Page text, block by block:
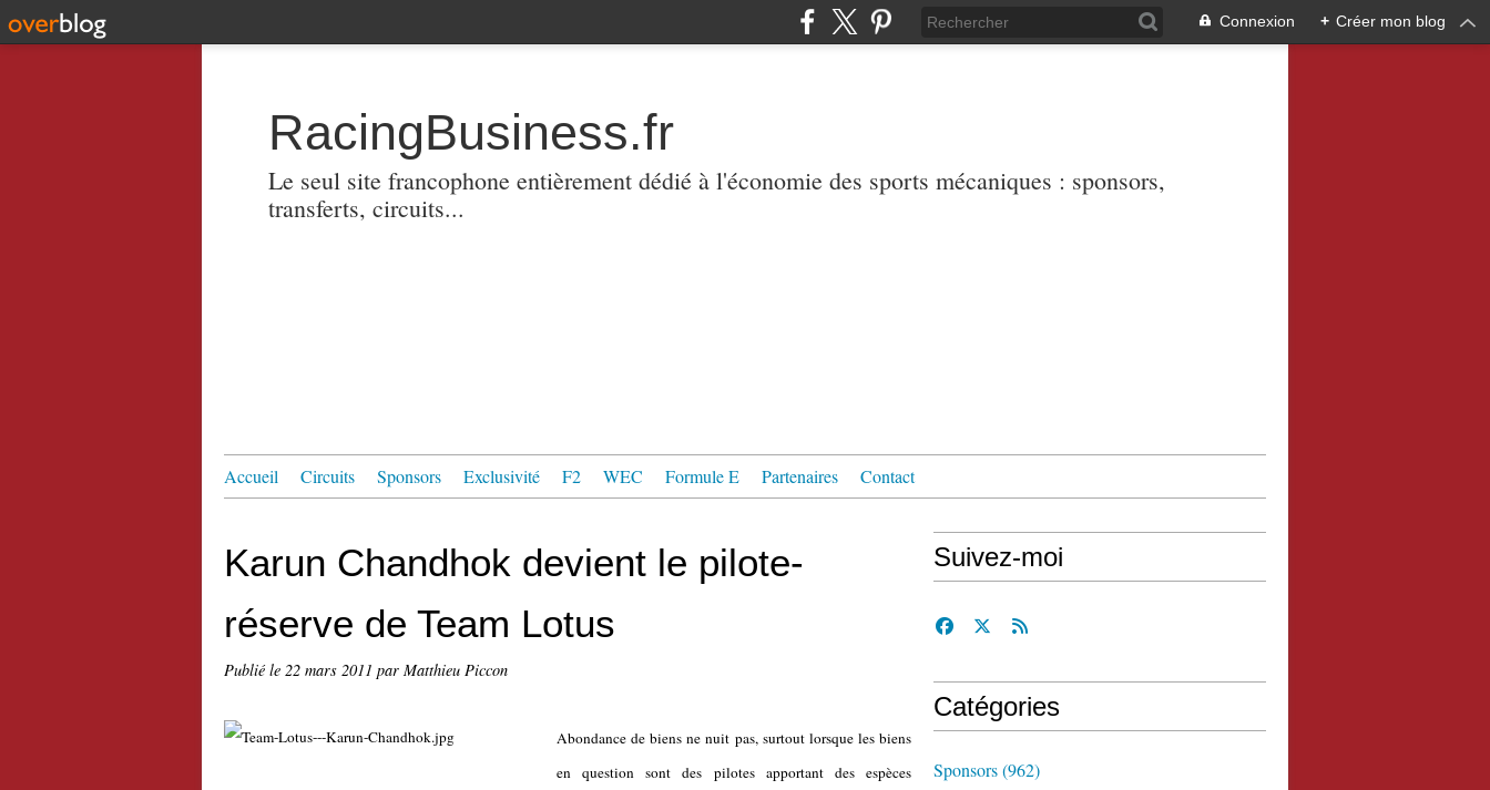
Connexion + Créer mon blog
RacingBusiness.fr
Le seul site francophone entièrement dédié à l'économie des sports mécaniques : sponsors,
transferts, circuits...
Accueil Circuits Sponsors Exclusivité F2 WEC Formule E Partenaires Contact
Karun Chandhok devient le pilote-
réserve de Team Lotus
Publié le 22 mars 2011 par Matthieu Piccon
Abondance de biens ne nuit pas, surtout lorsque les biens
en question sont des pilotes apportant des espèces
Suivez-moi
Catégories
Sponsors(962)